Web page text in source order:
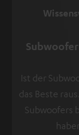
Ist der
das Beste
Subwoofers